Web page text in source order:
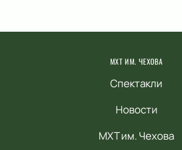
МХТ ИМ. ЧЕХОВА
Спектакли
Новости
МХТ им. Чехова